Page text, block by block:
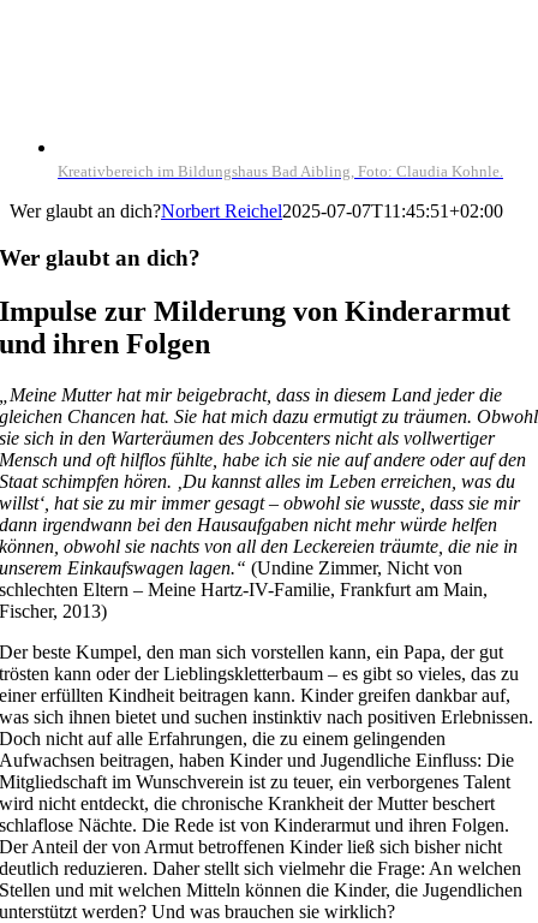
Kreativbereich im Bildungshaus Bad Aibling, Foto: Claudia Kohnle.
Wer glaubt an dich?Norbert Reichel2025-07-07T11:45:51+02:00
Wer glaubt an dich?
Impulse zur Milderung von Kinderarmut
und ihren Folgen
„Meine Mutter hat mir beigebracht, dass in diesem Land jeder die
gleichen Chancen hat. Sie hat mich dazu ermutigt zu träumen. Obwohl
sie sich in den Warteräumen des Jobcenters nicht als vollwertiger
Mensch und oft hilflos fühlte, habe ich sie nie auf andere oder auf den
Staat schimpfen hören. ‚Du kannst alles im Leben erreichen, was du
willst‘, hat sie zu mir immer gesagt – obwohl sie wusste, dass sie mir
dann irgendwann bei den Hausaufgaben nicht mehr würde helfen
können, obwohl sie nachts von all den Leckereien träumte, die nie in
unserem Einkaufswagen lagen.“(Undine Zimmer, Nicht von
schlechten Eltern – Meine Hartz-IV-Familie, Frankfurt am Main,
Fischer, 2013)
Der beste Kumpel, den man sich vorstellen kann, ein Papa, der gut
trösten kann oder der Lieblingskletterbaum – es gibt so vieles, das zu
einer erfüllten Kindheit beitragen kann. Kinder greifen dankbar auf,
was sich ihnen bietet und suchen instinktiv nach positiven Erlebnissen.
Doch nicht auf alle Erfahrungen, die zu einem gelingenden
Aufwachsen beitragen, haben Kinder und Jugendliche Einfluss: Die
Mitgliedschaft im Wunschverein ist zu teuer, ein verborgenes Talent
wird nicht entdeckt, die chronische Krankheit der Mutter beschert
schlaflose Nächte. Die Rede ist von Kinderarmut und ihren Folgen.
Der Anteil der von Armut betroffenen Kinder ließ sich bisher nicht
deutlich reduzieren. Daher stellt sich vielmehr die Frage: An welchen
Stellen und mit welchen Mitteln können die Kinder, die Jugendlichen
unterstützt werden? Und was brauchen sie wirklich?